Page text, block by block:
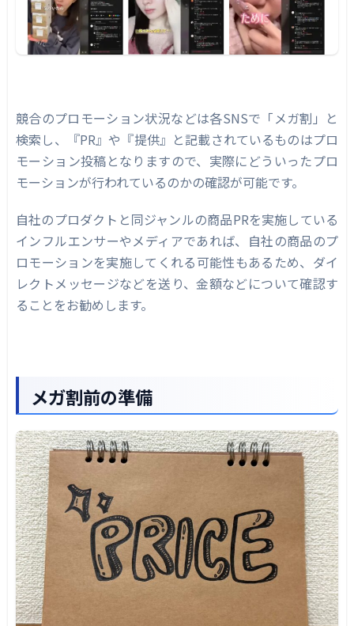
競合のプロモーション状況などは各SNSで「メガ割」と
検索し、『PR』や『提供』と記載されているものはプロ
モーション投稿となりますので、実際にどういったプロ
モーションが行われているのかの確認が可能です。
自社のプロダクトと同ジャンルの商品PRを実施している
インフルエンサーやメディアであれば、自社の商品のプ
ロモーションを実施してくれる可能性もあるため、ダイ
レクトメッセージなどを送り、金額などについて確認す
ることをお勧めします。
メガ割前の準備